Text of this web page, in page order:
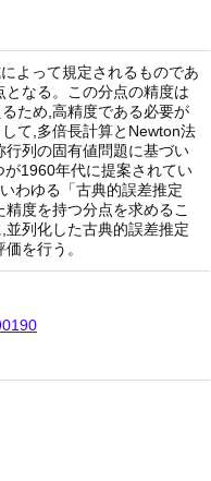
よって規定されるものであ
となる。この分点の精度は
ため,高精度である必要が
て,多倍長計算とNewton法
行列の固有値問題に基づい
1960年代に提案されてい
わゆる「古典的誤差推定
度を持つ分点を求めるこ
並列化した古典的誤差推定
を行う。